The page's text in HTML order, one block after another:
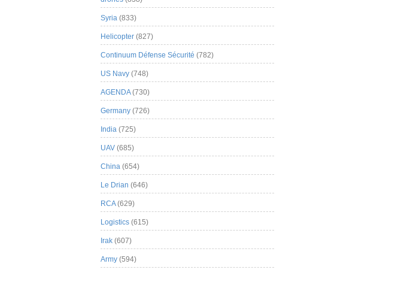
Syria (833)
Helicopter (827)
Continuum Défense Sécurité (782)
US Navy (748)
AGENDA(730)
Germany (726)
India (725)
UAV (685)
China (654)
Le Drian (646)
RCA(629)
Logistics (615)
Irak (607)
Army (594)